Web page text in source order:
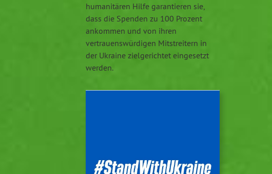
humanitären Hilfe garantieren sie,
dass die Spenden zu 100 Prozent
ankommen und von ihren
vertrauenswürdigen Mitstreitern in
der Ukraine zielgerichtet eingesetzt
werden.